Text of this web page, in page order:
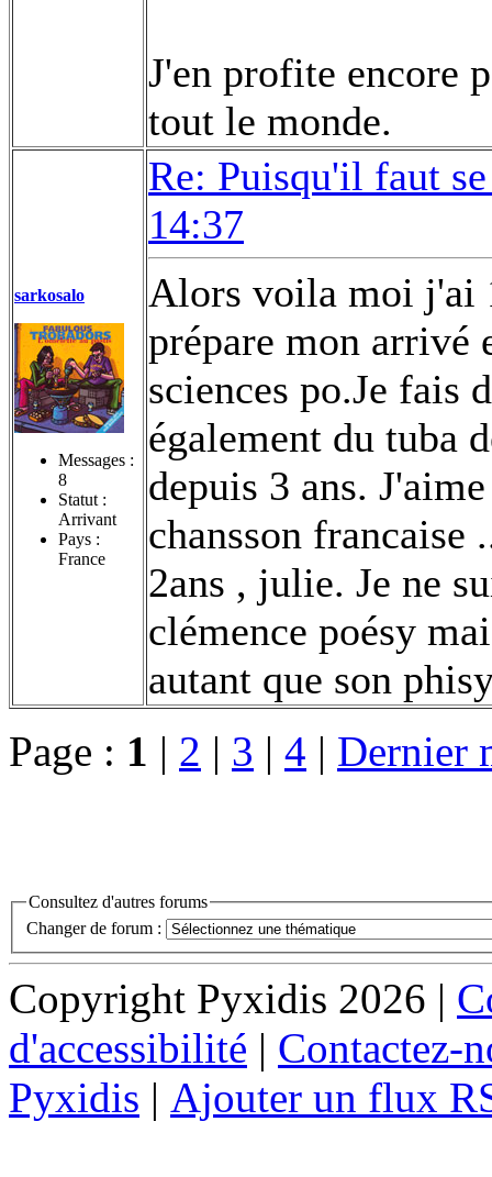
J'en profite encore
tout le monde.
sarkosalo
Messages :
8
Statut :
Arrivant
Pays :
France
Re: Puisqu'il faut
14:37
Alors voila moi j'ai
prépare mon arrivé
sciences po.Je fais
également du tuba
depuis 3 ans.
chansson francaise
2ans , julie. Je ne
clémence poésy
autant que son
Page : 1 | 2 | 3 | 4 | Dernier
Consultez d'autres forums
Changer de forum :
Copyright Pyxidis 2026 |
d'accessibilité | Contactez-
Pyxidis | Ajouter un flux